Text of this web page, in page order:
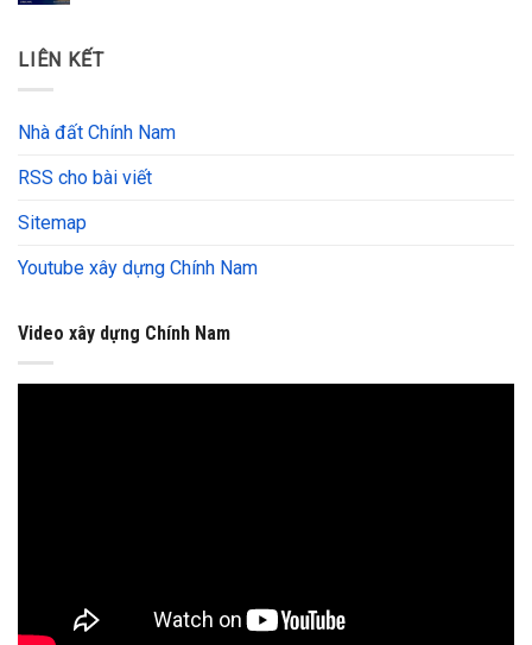
LIÊN KẾT
Nhà đất Chính Nam
RSS cho bài viết
Sitemap
Youtube xây dựng Chính Nam
Video xây dựng Chính Nam